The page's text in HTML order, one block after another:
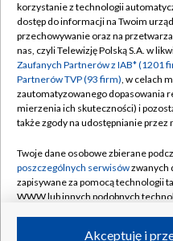
Abonament TVP
Emisja w TVP
Centrum informacji TVP
Naziemna Telewizja
Rada Programowa
System NOS
Informacje o nadawcy
korzystanie z technologii
dostęp do informacji na Twoim
przechowywanie oraz na
nas, czyli Telewizję Polską S.A. w
Zaufanych Partnerów z IAB* (1201
Partnerów TVP (93 firm), w celach
zautomatyzowanego dopasowania
mierzenia ich skuteczności) i
także zgody na udostępnianie przez
Twoje dane osobowe zbierane
poszczególnych serwisówzwanych
zapisywane za pomocą technologii
WWW lub innych podobnych
Akceptuję i